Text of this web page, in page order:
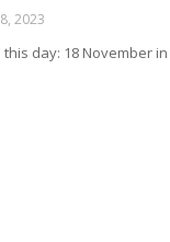
2023
day: 18 November